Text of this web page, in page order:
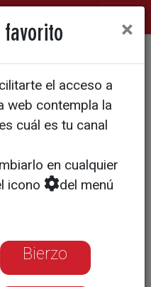
por la Universidad
de Salamanca
×
el acceso a
web contempla la
cuál es tu canal
en cualquier
icono
del menú
Bierzo